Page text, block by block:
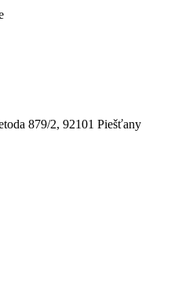
879/2, 92101 Piešťany